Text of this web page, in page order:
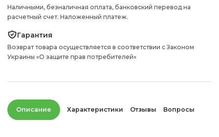
Наличными, безналичная оплата, банковский перевод на
расчетный счет. Наложенный платеж.
Гарантия
Возврат товара осуществляется в соответствии с Законом
Украины «О защите прав потребителей»
Описание Характеристики Отзывы Вопросы